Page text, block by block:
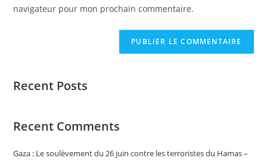
navigateur pour mon prochain commentaire.
Recent Posts
Recent Comments
Gaza : Le soulèvement du 26 juin contre les terroristes du Hamas –